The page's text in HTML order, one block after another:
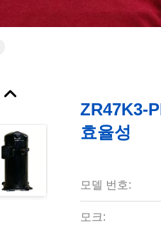
ZR47K3-
효율성
모델 번호:
모크: